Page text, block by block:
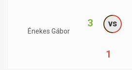
Énekes Gábor
3 vs
1